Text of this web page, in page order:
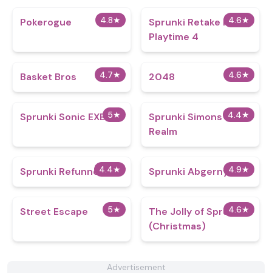
4.8★
Pokerogue 4.6★
Sprunki Retake Poppy
Playtime 4
4.7★
Basket Bros 4.6★
2048
5★
Sprunki Sonic EXE 4.4★
Sprunki Simons
Realm
4.4★
Sprunki Refunned 4.9★
Sprunki Abgerny
5★
Street Escape 4.6★
The Jolly of Sprunki
(Christmas)
Advertisement